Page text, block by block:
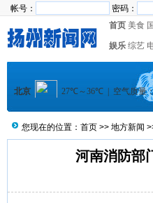
帐号： 密码：
首页 美食
娱乐 综艺
您现在的位置： 首页 >> 地方新闻
河南消防部